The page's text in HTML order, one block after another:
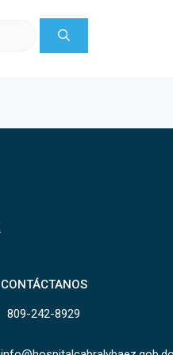
CONTÁCTANOS
809-242-8929